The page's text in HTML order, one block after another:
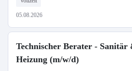
05.08.2026
Technischer Berater - Sanitär
Heizung (m/w/d)